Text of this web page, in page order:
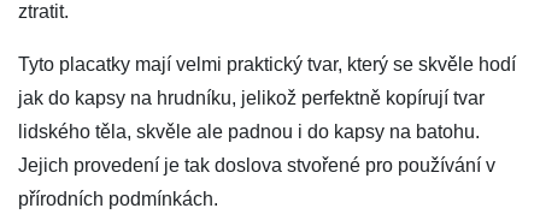
ztratit.
Tyto placatky mají velmi praktický tvar, který se skvěle hodí
jak do kapsy na hrudníku, jelikož perfektně kopírují tvar
lidského těla, skvěle ale padnou i do kapsy na batohu.
Jejich provedení je tak doslova stvořené pro používání v
přírodních podmínkách.